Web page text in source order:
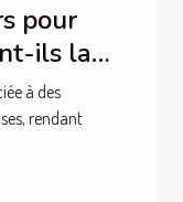
pour
ils la
à des
rendant